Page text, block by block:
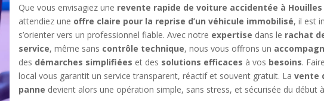
Que vous envisagiez une revente rapide de voiture accidentée à Houilles
attendiez une offre claire pour la reprise d’un véhicule immobilisé, il est
s’orienter vers un professionnel fiable. Avec notre expertise dans le rachat
service, même sans contrôle technique, nous vous offrons un
des démarches simplifiées et des solutions efficaces à vos besoins.
local vous garantit un service transparent, réactif et souvent gratuit. Lavente
panne devient alors une opération simple, sans stress, et sécurisée du début